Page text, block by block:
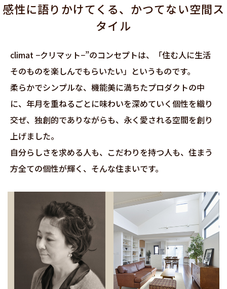
感性に語りかけてくる、かつてない空間ス
タイル
climat −クリマット−”のコンセプトは、「住む人に生活
そのものを楽しんでもらいたい」というものです。
柔らかでシンプルな、機能美に満ちたプロダクトの中
に、年月を重ねるごとに味わいを深めていく個性を織り
交ぜ、 独創的でありながらも、永く愛される空間を創り
上げました。
自分らしさを求める人も、こだわりを持つ人も、住まう
方全ての個性が輝く、そんな住まいです。